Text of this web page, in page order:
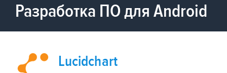
Разработка ПО для Android
Lucidchart